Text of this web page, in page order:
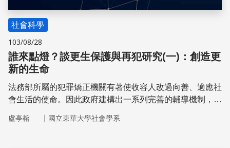
社會科學
103/08/28
誰來點燈？談更生保護與再犯研究(一)：創造更
新的生命
法務部所屬的犯罪矯正機關有著使收容人改過向善、適應社
會生活的使命。因此政府建構出一系列完善的輔導機制，不
教化的方式，讓收容人未來能夠適應社會，此外，社會也該
盧亭榕 ｜ 國立東華大學社會學系